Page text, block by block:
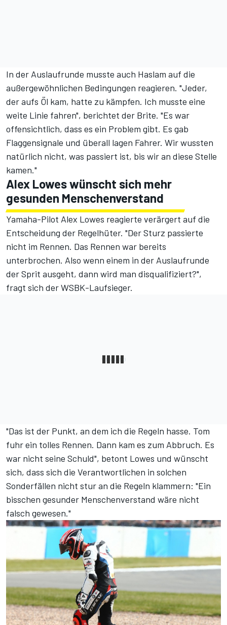
In der Auslaufrunde musste auch Haslam auf die
außergewöhnlichen Bedingungen reagieren. "Jeder,
der aufs Öl kam, hatte zu kämpfen. Ich musste eine
weite Linie fahren", berichtet der Brite. "Es war
offensichtlich, dass es ein Problem gibt. Es gab
Flaggensignale und überall lagen Fahrer. Wir wussten
natürlich nicht, was passiert ist, bis wir an diese Stelle
kamen."
Alex Lowes wünscht sich mehr
gesunden Menschenverstand
Yamaha-Pilot Alex Lowes reagierte verärgert auf die
Entscheidung der Regelhüter. "Der Sturz passierte
nicht im Rennen. Das Rennen war bereits
unterbrochen. Also wenn einem in der Auslaufrunde
der Sprit ausgeht, dann wird man disqualifiziert?",
fragt sich der WSBK-Laufsieger.
"Das ist der Punkt, an dem ich die Regeln hasse. Tom
fuhr ein tolles Rennen. Dann kam es zum Abbruch. Es
war nicht seine Schuld", betont Lowes und wünscht
sich, dass sich die Verantwortlichen in solchen
Sonderfällen nicht stur an die Regeln klammern: "Ein
bisschen gesunder Menschenverstand wäre nicht
falsch gewesen."